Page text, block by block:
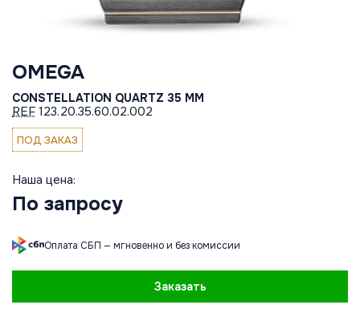
OMEGA
CONSTELLATION QUARTZ 35 MM
REF 123.20.35.60.02.002
ПОД ЗАКАЗ
Наша цена:
По запросу
Оплата СБП — мгновенно и без комиссии
Заказать